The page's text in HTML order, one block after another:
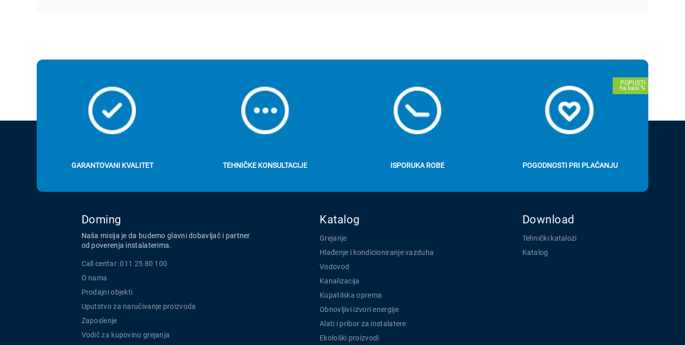
GARANTOVANI KVALITET TEHNIČKE KONSULTACIJE ISPORUKA ROBE POGODNOSTI PRI PLAĆANJU
Doming
Naša misija je da budemo glavni dobavljač i partner
od poverenja instalaterima.
Call centar: 011 25 80 100
O nama
Prodajni objekti
Uputstvo za naručivanje proizvoda
Zaposlenje
Vodič za kupovinu grejanja
Katalog
Grejanje
Hlađenje i kondicioniranje vazduha
Vodovod
Kanalizacija
Kupatilska oprema
Obnovljivi izvori energije
Alati i pribor za instalatere
Ekološki proizvodi
Download
Tehnički katalozi
Katalog